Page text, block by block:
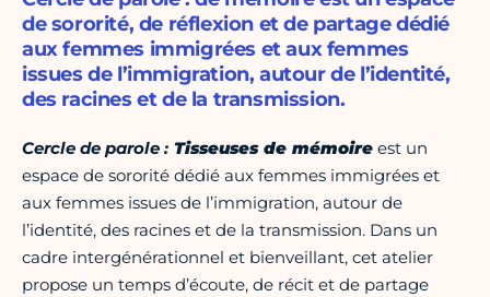
de sororité, de réflexion et de partage dédié
aux femmes immigrées et aux femmes
issues de l’immigration, autour de l’identité,
des racines et de la transmission.
Cercle de parole : Tisseuses de mémoire est un
espace de sororité dédié aux femmes immigrées et
aux femmes issues de l’immigration, autour de
l’identité, des racines et de la transmission. Dans un
cadre intergénérationnel et bienveillant, cet atelier
propose un temps d’écoute, de récit et de partage